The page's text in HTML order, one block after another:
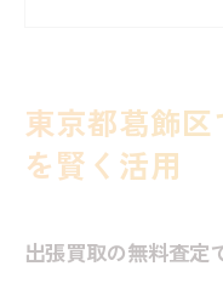
出張買取の
介
リサイクルショ
出張買取な
東京都葛飾
を賢く活用
出張買取の無料査定